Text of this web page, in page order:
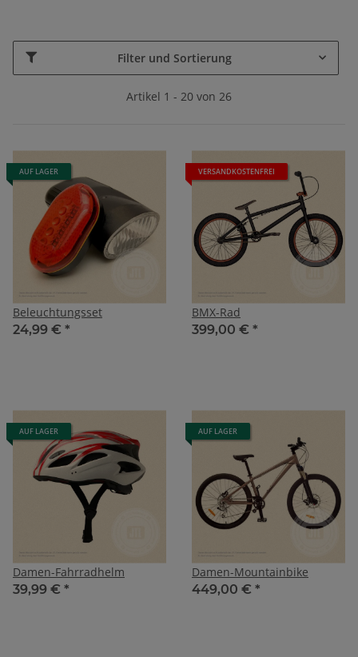
Filter und Sortierung
Artikel 1 - 20 von 26
AUF LAGER
Beleuchtungsset
24,99 € *
VERSANDKOSTENFREI
BMX-Rad
399,00 € *
AUF LAGER
Damen-Fahrradhelm
39,99 € *
AUF LAGER
Damen-Mountainbike
449,00 € *